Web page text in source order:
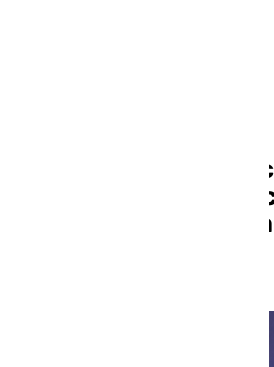
De la Torre matiza el
de saturación
Centro: «No es